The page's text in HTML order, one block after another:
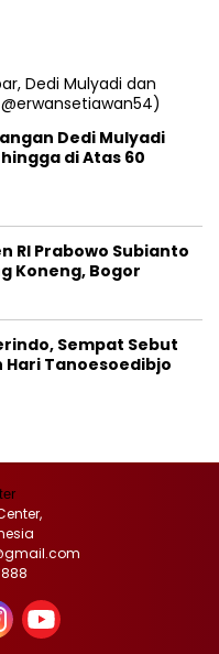
Dedi Mulyadi
di Atas 60
RI Prabowo Subianto
Koneng, Bogor
Sempat Sebut
Hari Tanoesoedibjo